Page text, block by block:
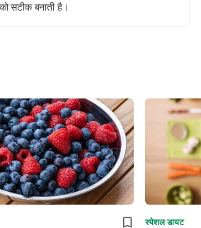
सटीक बनाती है।
स्पेशल डायट